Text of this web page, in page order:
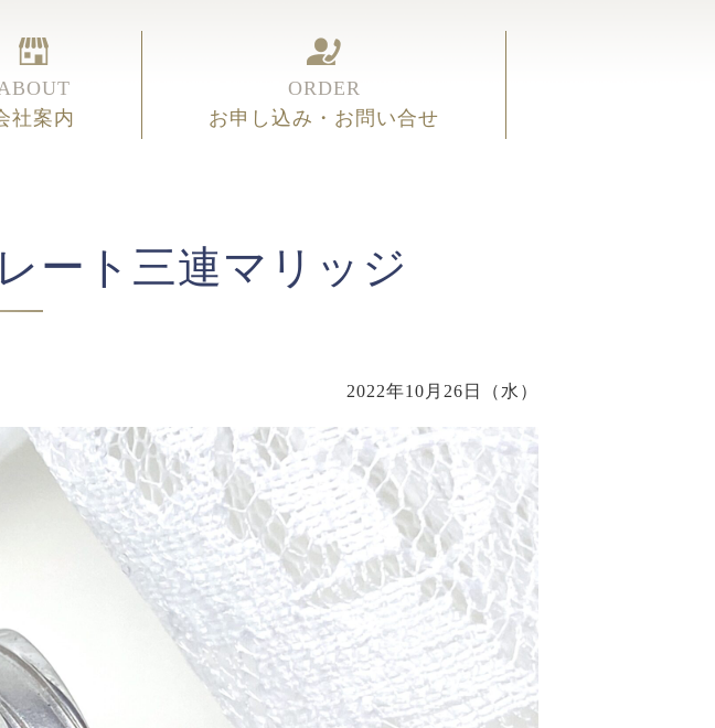
社案内
ORDER
お申し込み・お問い合せ
ート三連マリッジ
2022年10月26日（水）